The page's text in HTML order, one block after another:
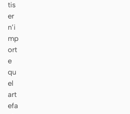
tis
er
n’i
mp
ort
e
qu
el
art
efa